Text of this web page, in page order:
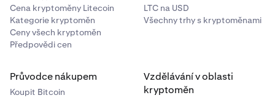
Cena kryptoměny Litecoin
Kategorie kryptoměn
Ceny všech kryptoměn
Předpovědi cen
LTC na USD
Všechny trhy s kryptoměnami
Průvodce nákupem
Koupit Bitcoin
Vzdělávání v oblasti
kryptoměn